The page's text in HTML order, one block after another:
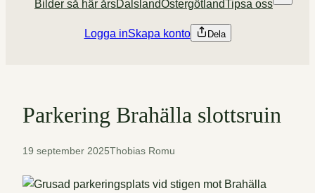
Bilder så här årsDalslandÖstergötlandTipsa oss
Logga inSkapa konto Dela
Parkering Brahälla slottsruin
19 september 2025Thobias Romu